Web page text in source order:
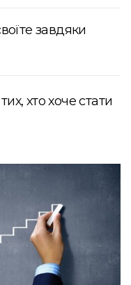
завдяки
хто хоче стати